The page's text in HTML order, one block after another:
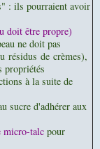
: ils pourraient avoir
doit être propre)
ne doit pas
résidus de crèmes),
propriétés
à la suite de
sucre d'adhérer aux
micro-talc pour